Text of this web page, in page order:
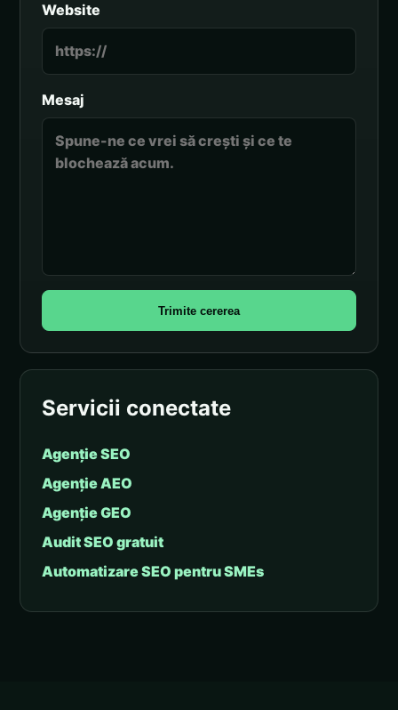
Website
Mesaj
Trimite cererea
Servicii conectate
Agenție SEO
Agenție AEO
Agenție GEO
Audit SEO gratuit
Automatizare SEO pentru SMEs